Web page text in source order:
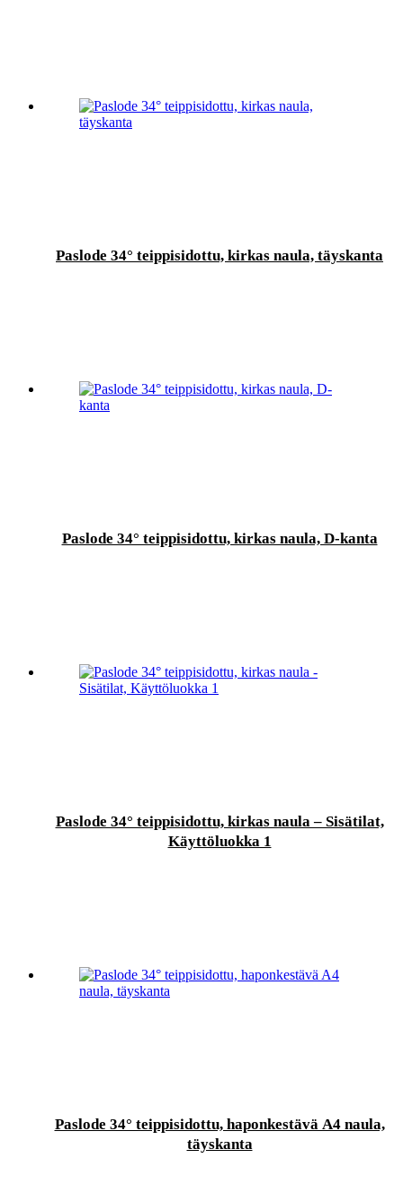
Paslode 34° teippisidottu, kirkas naula, täyskanta
Paslode 34° teippisidottu, kirkas naula, D-kanta
Paslode 34° teippisidottu, kirkas naula – Sisätilat,
Käyttöluokka 1
Paslode 34° teippisidottu, haponkestävä A4 naula,
täyskanta